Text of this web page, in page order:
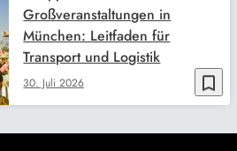
bookmark_border
30. Juli 2026
Großveranstaltungen in
München: Leitfaden für
Transport und Logistik